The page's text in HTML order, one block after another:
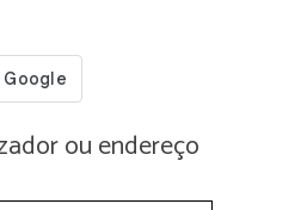
ou endereço